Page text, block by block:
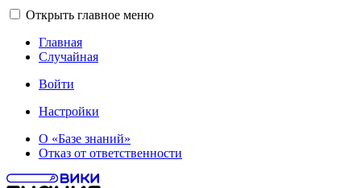
Открыть главное меню
Главная
Случайная
Войти
Настройки
О «Базе знаний»
Отказ от ответственности